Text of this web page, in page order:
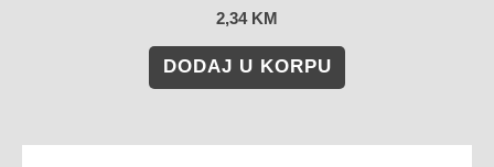
2,34 KM
DODAJ U KORPU